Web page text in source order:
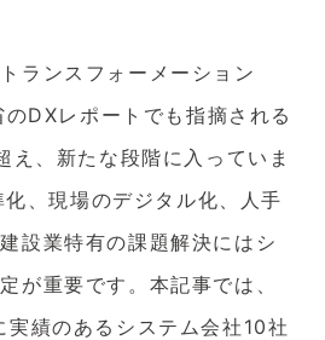
ランスフォーメーション
DXレポートでも指摘される
え、新たな段階に入っていま
、現場のデジタル化、人手
設業特有の課題解決にはシ
が重要です。本記事では、
績のあるシステム会社10社